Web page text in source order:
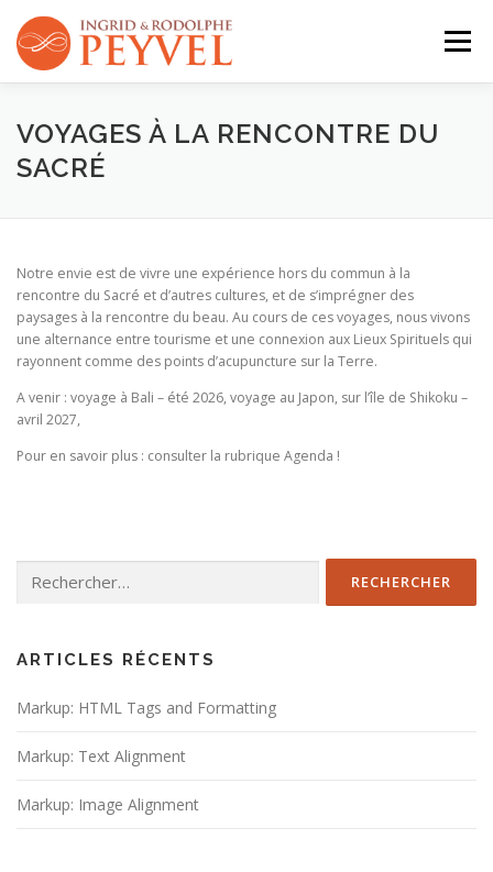
contenu
Menu
QUI SOMMES-NOUS ? ACTIVITÉS AGENDA
VOYAGES À LA RENCONTRE DU
SACRÉ
Notre envie est de vivre une expérience hors du commun à la
rencontre du Sacré et d’autres cultures, et de s’imprégner des
paysages à la rencontre du beau. Au cours de ces voyages, nous vivons
une alternance entre tourisme et une connexion aux Lieux Spirituels qui
rayonnent comme des points d’acupuncture sur la Terre.
A venir : voyage à Bali – été 2026, voyage au Japon, sur l’île de Shikoku –
avril 2027,
Pour en savoir plus : consulter la rubrique Agenda !
ARTICLES RÉCENTS
Markup: HTML Tags and Formatting
Markup: Text Alignment
Markup: Image Alignment